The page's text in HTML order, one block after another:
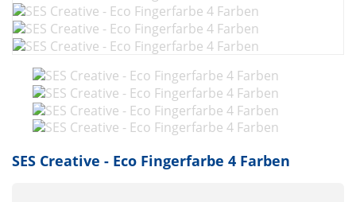
SES Creative - Eco Fingerfarbe 4 Farben